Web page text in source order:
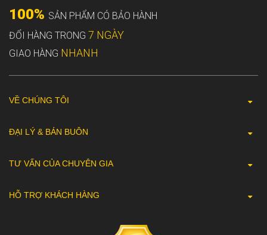
100% SẢN PHẨM CÓ BẢO HÀNH
ĐỔI HÀNG TRONG 7 NGÀY
GIAO HÀNG NHANH
VỀ CHÚNG TÔI
ĐẠI LÝ & BÁN BUÔN
TƯ VẤN CỦA CHUYÊN GIA
HỖ TRỢ KHÁCH HÀNG